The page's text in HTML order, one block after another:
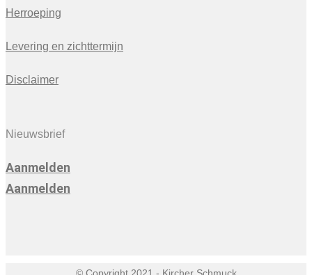
Herroeping
Levering en zichttermijn
Disclaimer
Nieuwsbrief
Aanmelden
Aanmelden